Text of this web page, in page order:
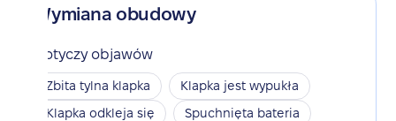
Wymiana obudowy
Dotyczy objawów
Zbita tylna klapka
Klapka jest wypukła
Klapka odkleja się
Spuchnięta bateria